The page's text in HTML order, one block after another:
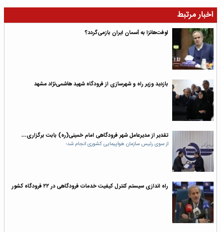
اخبار مرتبط
لوفت‌هانزا به آسمان ایران بازمی‎‌گردد؟
بازدید وزیر راه و شهرسازی از فرودگاه شهید هاشمی‌نژاد مشهد
تقدیر از مدیرعامل شهر فرودگاهی امام خمینی(ره) بابت برگزاری…
از سوی رئیس سازمان هواپیمایی کشوری انجام شد؛
راه اندازی سیستم کنترل کیفیت خدمات فرودگاهی در ۲۲ فرودگاه کشور